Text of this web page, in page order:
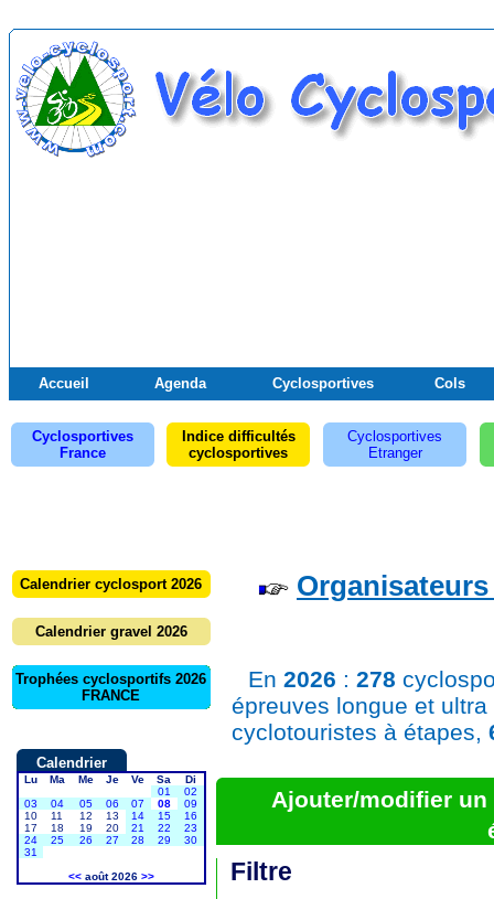
Accueil Agenda Cyclosportives Cols
Cyclosportives
France
Indice difficultés
cyclosportives
Cyclosportives
Etranger
Calendrier cyclosport 2026
Calendrier gravel 2026
Trophées cyclosportifs 2026
FRANCE
Calendrier
Lu Ma Me Je Ve Sa
Di
01
02
03
04 05 06 07 08
09
10
11 12 13 14 15
16
17
18 19 20 21 22
23
24
25 26 27 28 29
30
31
<<août 2026 >>
En 2026 : 278
épreuves longue et
cyclotouristes à étapes,
Ajouter/modifier un
Filtre